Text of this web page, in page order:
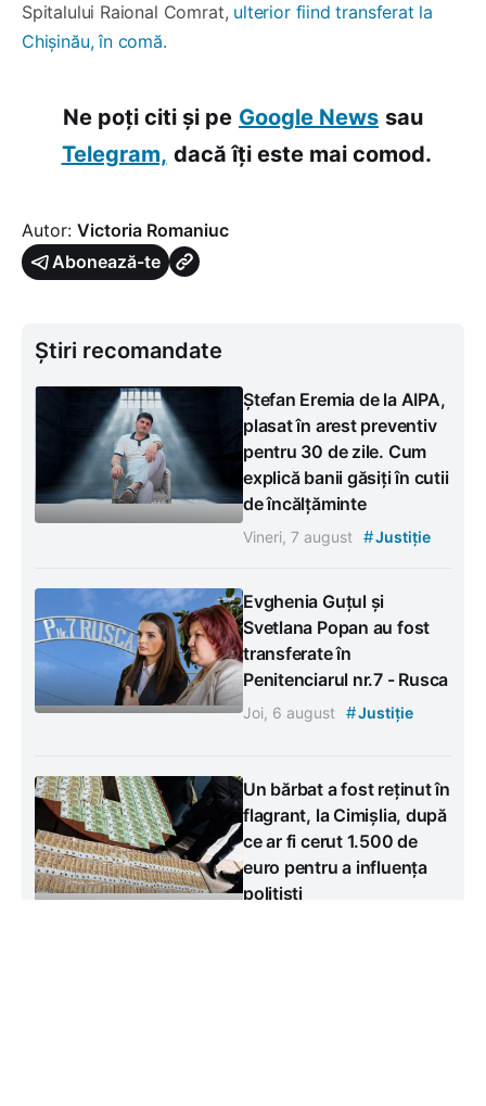
Spitalului Raional Comrat, ulterior fiind transferat la
Chișinău, în comă.
Ne poți citi și pe Google News sau
Telegram, dacă îți este mai comod.
Autor: Victoria Romaniuc
Abonează-te
Știri recomandate
Ștefan Eremia de la AIPA,
plasat în arest preventiv
pentru 30 de zile. Cum
explică banii găsiți în cutii
de încălțăminte
Vineri, 7 august #Justiție
Evghenia Guțul și
Svetlana Popan au fost
transferate în
Penitenciarul nr.7 - Rusca
Joi, 6 august #Justiție
Un bărbat a fost reținut în
flagrant, la Cimișlia, după
ce ar fi cerut 1.500 de
euro pentru a influența
polițiști